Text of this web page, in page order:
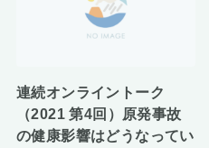
連続オンライントーク
（2021 第4回）原発事故
の健康影響はどうなってい